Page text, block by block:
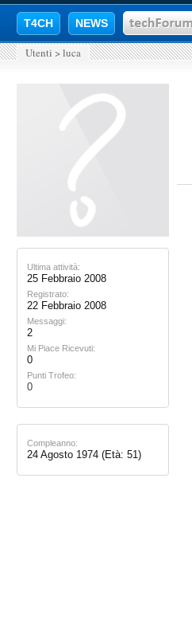
T4CH NEWS
Utenti > luca
Ultima attività:
25 Febbraio 2008
Registrato:
22 Febbraio 2008
Messaggi:
2
Mi Piace Ricevuti:
0
Punti Trofeo:
0
Compleanno:
24 Agosto 1974 (Età: 51)